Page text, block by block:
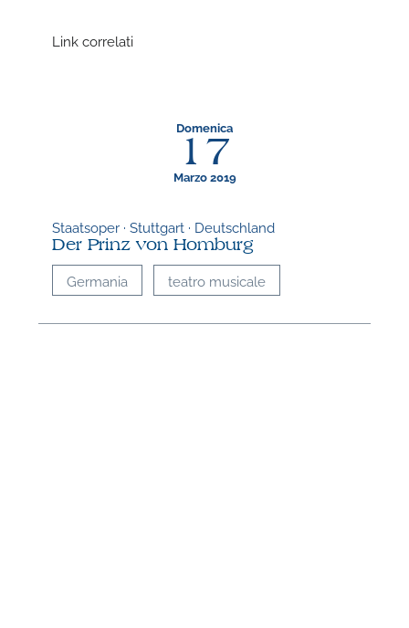
Link correlati
Domenica
17
Marzo 2019
Staatsoper · Stuttgart · Deutschland
Der Prinz von Homburg
Germania teatro musicale